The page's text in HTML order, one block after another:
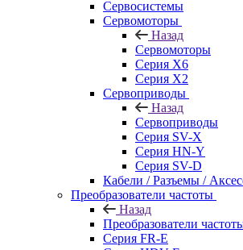
Сервосистемы
Сервомоторы
Назад
Сервомоторы
Серия X6
Серия X2
Сервоприводы
Назад
Сервоприводы
Серия SV-X
Серия HN-Y
Серия SV-D
Кабели / Разъемы /
Преобразователи частоты
Назад
Преобразователи
Серия FR-E